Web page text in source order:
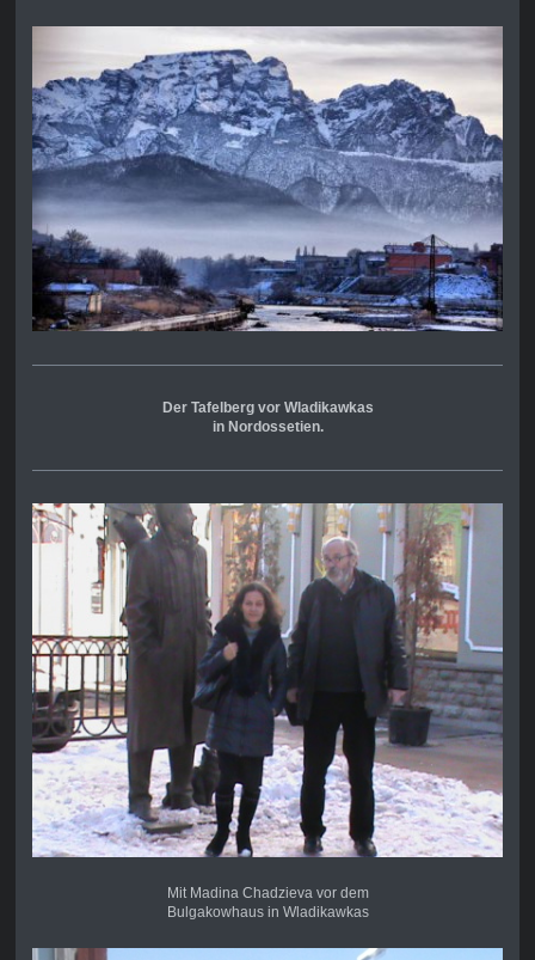
Der Tafelberg vor Wladikawkas
in Nordossetien.
Mit Madina Chadzieva vor dem
Bulgakowhaus in Wladikawkas